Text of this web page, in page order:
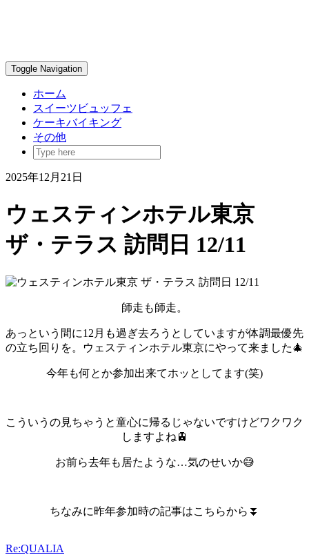
Toggle Navigation
ホーム
スイーツビュッフェ
ケーキバイキング
その他
2025年12月21日
ウェスティンホテル東京
ザ・テラス 訪問日 12/11
師走も師走。
あっという間に12月も過ぎ去ろうとしていますが体調最優先
の立ち回りを。
ウェスティンホテル東京にやって来ました🎄
今年も何とか参加出来てホッとしてます(笑)
こういうの見ちゃうと童心に帰るじゃないですけどワクワク
しますよね🚊
お前ら去年も居たような…気のせいか😅
ちなみに昨年参加時の記事はこちらから⏬️
Re:QUALIA